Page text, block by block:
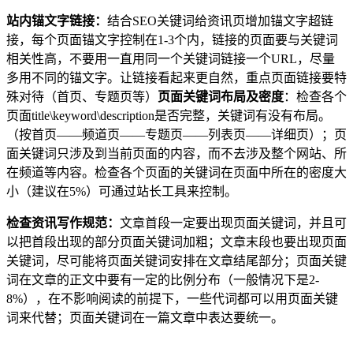
站内锚文字链接： 结合SEO关键词给资讯页增加锚文字超链
接，每个页面锚文字控制在1-3个内，链接的页面要与关键词
相关性高，不要用一直用同一个关键词链接一个URL，尽量
多用不同的锚文字。让链接看起来更自然，重点页面链接要特
殊对待（首页、专题页等） 页面关键词布局及密度：检查各个
页面title\keyword\description是否完整，关键词有没有布局。
（按首页——频道页——专题页——列表页——详细页）；页
面关键词只涉及到当前页面的内容，而不去涉及整个网站、所
在频道等内容。检查各个页面的关键词在页面中所在的密度大
小（建议在5%）可通过站长工具来控制。
检查资讯写作规范： 文章首段一定要出现页面关键词，并且可
以把首段出现的部分页面关键词加粗；文章末段也要出现页面
关键词，尽可能将页面关键词安排在文章结尾部分；页面关键
词在文章的正文中要有一定的比例分布（一般情况下是2-
8%），在不影响阅读的前提下，一些代词都可以用页面关键
词来代替；页面关键词在一篇文章中表达要统一。